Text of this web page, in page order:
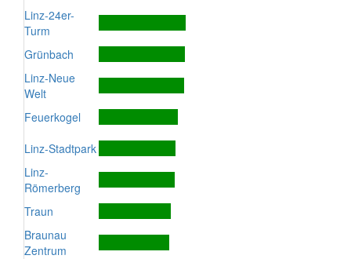
Linz-24er-
Turm
Grünbach
Linz-Neue
Welt
Feuerkogel
Linz-Stadtpark
Linz-
Römerberg
Traun
Braunau
Zentrum